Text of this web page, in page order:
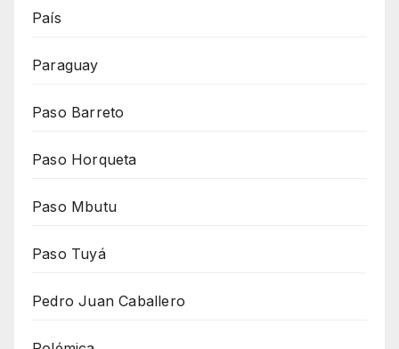
País
Paraguay
Paso Barreto
Paso Horqueta
Paso Mbutu
Paso Tuyá
Pedro Juan Caballero